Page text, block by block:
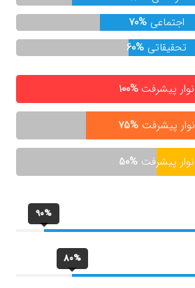
اجتماعی 70%
تحقیقاتی 60%
نوار پیشرفت 100%
نوار پیشرفت 75%
نوار پیشرفت 50%
90%
80%